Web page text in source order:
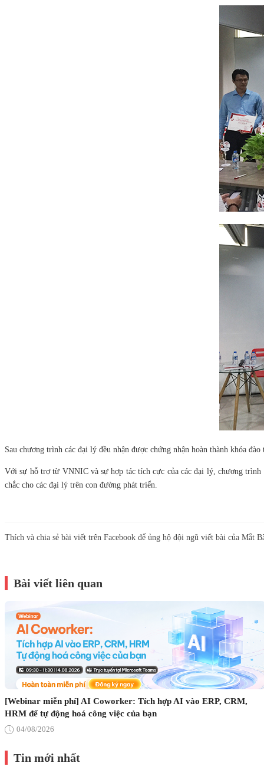
Sau chương trình các đại lý đều nhận được chứng nhận hoàn thành khóa
Với sự hỗ trợ từ VNNIC và sự hợp tác tích cực của các đại lý, chương trình
chắc cho các đại lý trên con đường phát triển.
Thích và chia sẻ bài viết trên Facebook để ủng hộ đội ngũ viết bài của Mắt
Bài viết liên quan
[Webinar miễn phí] AI Coworker: Tích hợp AI vào ERP, CRM,
HRM để tự động hoá công việc của bạn
04/08/2026
Tin mới nhất